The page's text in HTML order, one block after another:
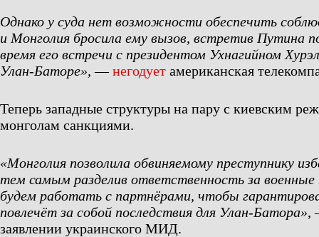
Однако у суда нет возможности обеспечить
и Монголия бросила ему вызов, встретив Путина
время его встречи с президентом Ухнагийном
Улан-Баторе», —негодует американская
Теперь западные структуры на пару с киевским
монголам санкциями.
«Монголия позволила обвиняемому преступнику
тем самым разделив ответственность за
будем работать с партнёрами, чтобы
повлечёт за собой последствия для Улан-Батора»,
заявлении украинского МИД.